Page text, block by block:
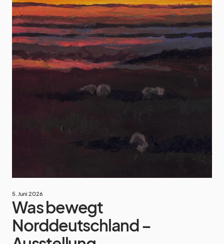
5. Juni 2026
Was bewegt
Norddeutschland –